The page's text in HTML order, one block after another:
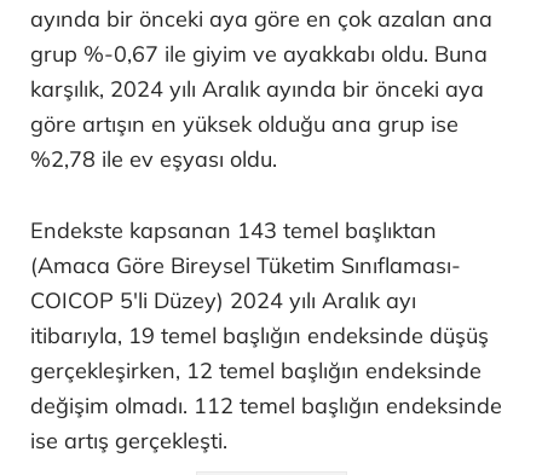
ayında bir önceki aya göre en çok azalan ana
grup %-0,67 ile giyim ve ayakkabı oldu. Buna
karşılık, 2024 yılı Aralık ayında bir önceki aya
göre artışın en yüksek olduğu ana grup ise
%2,78 ile ev eşyası oldu.
Endekste kapsanan 143 temel başlıktan
(Amaca Göre Bireysel Tüketim Sınıflaması-
COICOP 5'li Düzey) 2024 yılı Aralık ayı
itibarıyla, 19 temel başlığın endeksinde düşüş
gerçekleşirken, 12 temel başlığın endeksinde
değişim olmadı. 112 temel başlığın endeksinde
ise artış gerçekleşti.